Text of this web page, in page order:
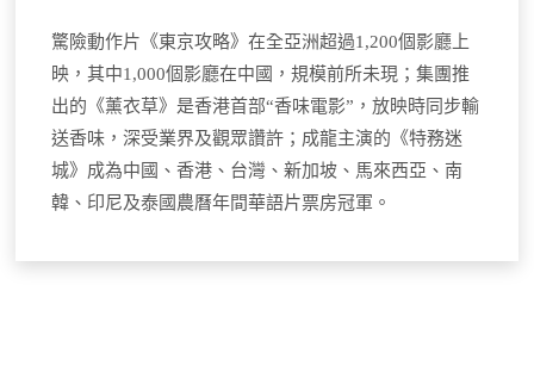
驚險動作片《東京攻略》在全亞洲超過1,200個影廳上
映，其中1,000個影廳在中國，規模前所未現；集團推
出的《薰衣草》是香港首部“香味電影”，放映時同步輸
送香味，深受業界及觀眾讚許；成龍主演的《特務迷
城》成為中國、香港、台灣、新加坡、馬來西亞、南
韓、印尼及泰國農曆年間華語片票房冠軍。